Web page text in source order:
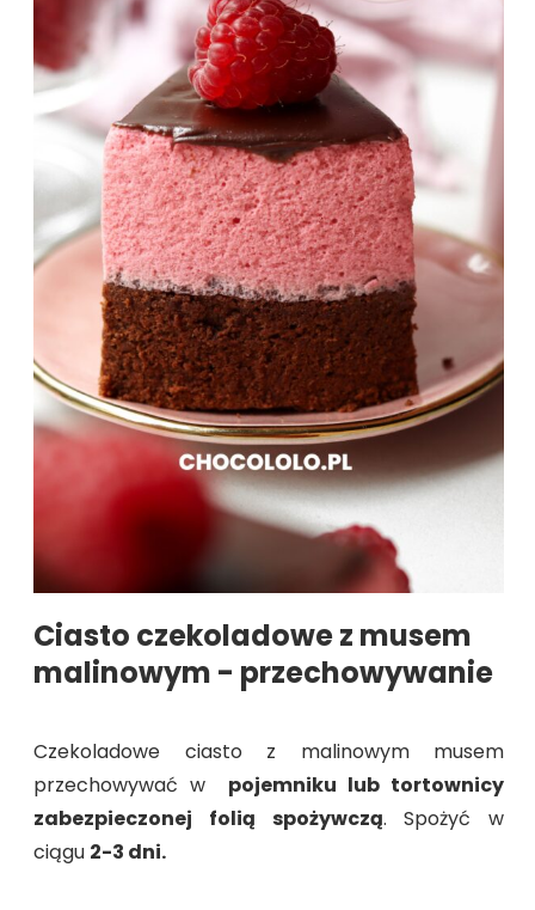
Ciasto czekoladowe z musem
malinowym - przechowywanie
Czekoladowe ciasto z malinowym musem
przechowywać w
pojemniku lub tortownicy
zabezpieczonej folią spożywczą. Spożyć w
ciągu 2-3 dni.